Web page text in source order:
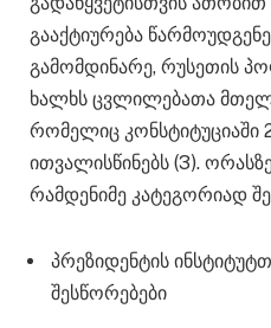
გააქტიურება
გამომდინარე, რუსეთის
ხალხს ცვლილებათა
რომელიც კონსტიტუციაში
ითვალისწინებს (3).
რამდენიმე კატეგორიად
პრეზიდენტის
შესწორებები